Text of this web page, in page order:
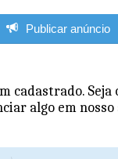
Publicar anúncio
cadastrado.
algo em nosso